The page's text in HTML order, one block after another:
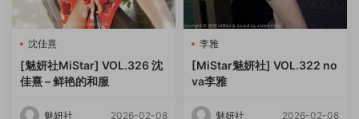
沈佳熹
[魅妍社MiStar] VOL.326 沈
佳熹 – 鲜艳的和服
魅妍社 2026-02-08
李雅
[MiStar魅妍社] VOL.322 no
va李雅
魅妍社 2026-02-08